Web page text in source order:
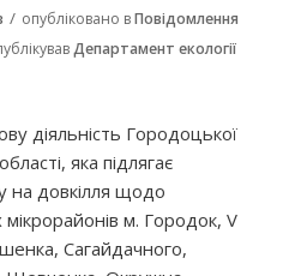
/ опубліковано вПовідомлення
Департамент екології
діяльність Городоцької
яка підлягає
на довкілля щодо
м. Городок, V
Сагайдачного,